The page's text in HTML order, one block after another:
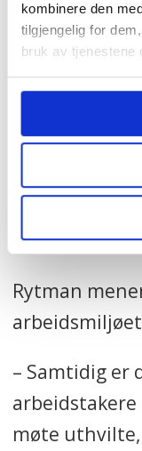
kombinere den
tilgjengelig for
bruk av tjenestene
kan føre til at
– Det blir så
videre til
kanskje
sier hun og
som tror
mesterskapet.
Rytman
– Samtidig er
møte